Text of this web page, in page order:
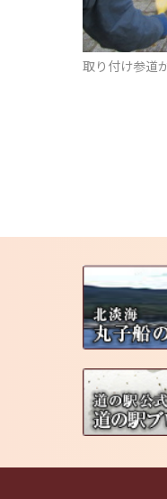
取り付け参道